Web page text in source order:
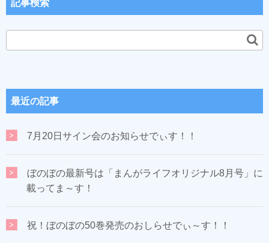
記事検索
最近の記事
7月20日サイン会のお知らせでぃす！！
ぼのぼの最新号は「まんがライフオリジナル8月号」に
載ってま～す！
祝！ぼのぼの50巻発売のおしらせでぃ～す！！